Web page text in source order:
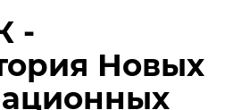
-
Новых